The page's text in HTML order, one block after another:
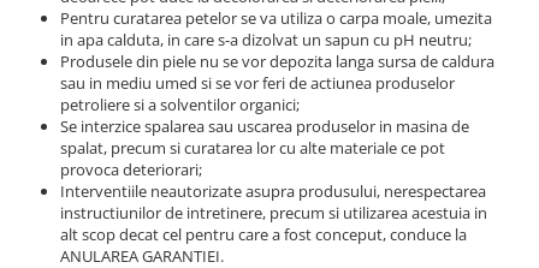
Pentru curatarea petelor se va utiliza o carpa moale, umezita
in apa calduta, in care s-a dizolvat un sapun cu pH neutru;
Produsele din piele nu se vor depozita langa sursa de caldura
sau in mediu umed si se vor feri de actiunea produselor
petroliere si a solventilor organici;
Se interzice spalarea sau uscarea produselor in masina de
spalat, precum si curatarea lor cu alte materiale ce pot
provoca deteriorari;
Interventiile neautorizate asupra produsului, nerespectarea
instructiunilor de intretinere, precum si utilizarea acestuia in
alt scop decat cel pentru care a fost conceput, conduce la
ANULAREA GARANTIEI.